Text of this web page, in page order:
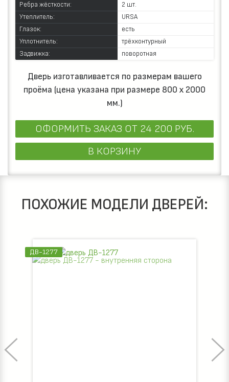
Ребра жёсткости:
2 шт.
Утеплитель:
URSA
Глазок:
есть
Уплотнитель:
трёхконтурный
Задвижка:
поворотная
Дверь изготавливается по размерам вашего
проёма (цена указана при размере 800 х 2000
мм.)
ОФОРМИТЬ ЗАКАЗ ОТ 24 200 РУБ.
В КОРЗИНУ
ПОХОЖИЕ МОДЕЛИ ДВЕРЕЙ:
ДВ-1271